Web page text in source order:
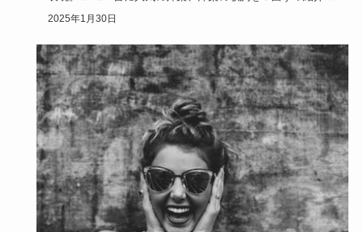
ライフスタイル
Lineの一言を歌詞に！合わせて音楽をプロフィール
に設置！
LINEの一言機能をBGMとリンクさせて歌詞と音楽で自分を
表現。LINE一言に人気の邦楽、洋楽の歌詞を３曲ずつ紹介し